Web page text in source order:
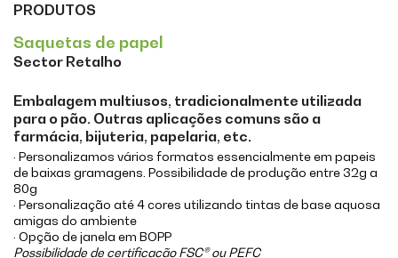
PRODUTOS
Saquetas de papel
Sector Retalho
Embalagem multiusos, tradicionalmente utilizada
para o pão. Outras aplicações comuns são a
farmácia, bijuteria, papelaria, etc.
· Personalizamos vários formatos essencialmente em papeis
de baixas gramagens. Possibilidade de produção entre 32g a
80g
· Personalização até 4 cores utilizando tintas de base aquosa
amigas do ambiente
· Opção de janela em BOPP
Possibilidade de certificação FSC® ou PEFC